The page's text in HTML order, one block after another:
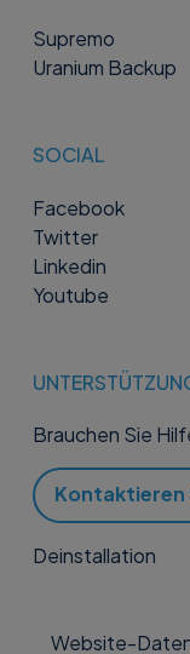
Supremo
Uranium Backup
SOCIAL
Facebook
Twitter
Linkedin
Youtube
Brauchen Sie
Kontaktieren
Deinstallation
Website-